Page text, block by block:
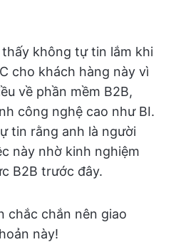
không tự tin lắm khi
cho khách hàng này vì
về phần mềm B2B,
công nghệ cao như BI.
tin rằng anh là người
này nhờ kinh nghiệm
B2B trước đây.
chắc chắn nên giao
này!